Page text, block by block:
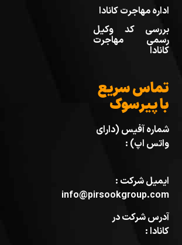
اداره مهاجرت کانادا
بررسی کد وکیل
رسمی مهاجرت
کانادا
تماس سریع
با پیرسوک
شماره آفیس (دارای
واتس اپ) :
ایمیل شرکت :
info@pirsookgroup.com
آدرس شرکت در
کانادا :